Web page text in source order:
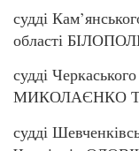
судді
області
судді
МИКОЛАЄНКО
судді